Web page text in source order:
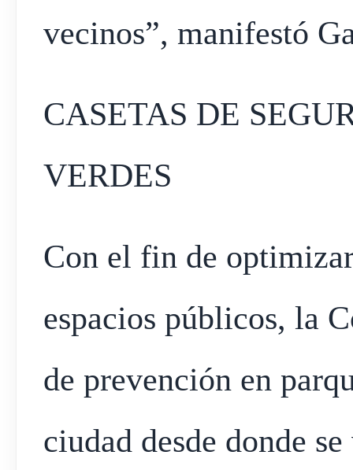
vecinos”, manifestó
CASETAS DE
VERDES
Con el fin de
espacios públicos, la
de prevención en
ciudad desde donde